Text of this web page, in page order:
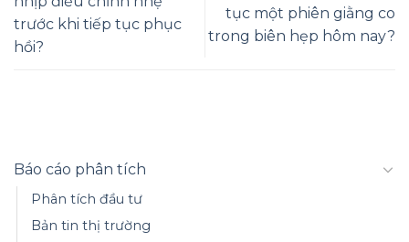
trước khi tiếp tục phục
hồi?
tục một phiên giằng co
trong biên hẹp hôm nay?
Báo cáo phân tích
Phân tích đầu tư
Bản tin thị trường